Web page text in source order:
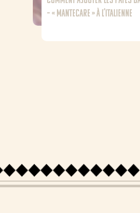
– « MANTECARE » À L’ITALIENNE